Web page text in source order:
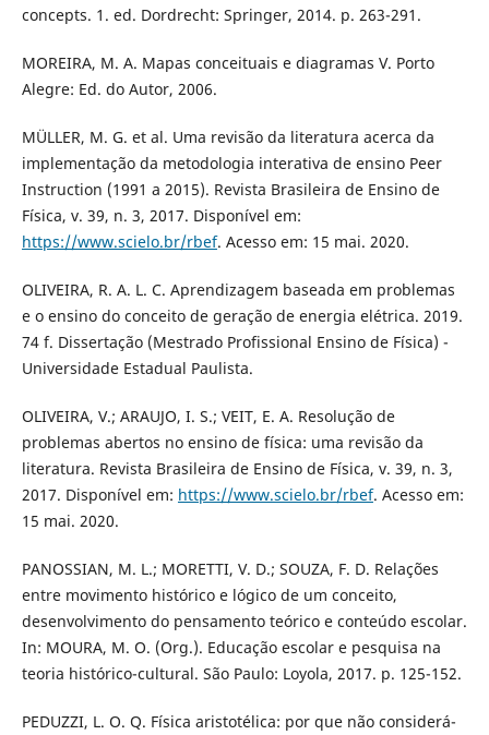
concepts. 1. ed. Dordrecht: Springer, 2014. p. 263-291.
MOREIRA, M. A. Mapas conceituais e diagramas V. Porto
Alegre: Ed. do Autor, 2006.
MÜLLER, M. G. et al. Uma revisão da literatura acerca da
implementação da metodologia interativa de ensino Peer
Instruction (1991 a 2015). Revista Brasileira de Ensino de
Física, v. 39, n. 3, 2017. Disponível em:
https://www.scielo.br/rbef. Acesso em: 15 mai. 2020.
OLIVEIRA, R. A. L. C. Aprendizagem baseada em problemas
e o ensino do conceito de geração de energia elétrica. 2019.
74 f. Dissertação (Mestrado Profissional Ensino de Física) -
Universidade Estadual Paulista.
OLIVEIRA, V.; ARAUJO, I. S.; VEIT, E. A. Resolução de
problemas abertos no ensino de física: uma revisão da
literatura. Revista Brasileira de Ensino de Física, v. 39, n. 3,
2017. Disponível em: https://www.scielo.br/rbef. Acesso em:
15 mai. 2020.
PANOSSIAN, M. L.; MORETTI, V. D.; SOUZA, F. D. Relações
entre movimento histórico e lógico de um conceito,
desenvolvimento do pensamento teórico e conteúdo escolar.
In: MOURA, M. O. (Org.). Educação escolar e pesquisa na
teoria histórico-cultural. São Paulo: Loyola, 2017. p. 125-152.
PEDUZZI, L. O. Q. Física aristotélica: por que não considerá-